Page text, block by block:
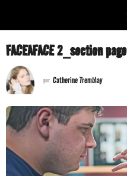
FACEAFACE 2_section page
par Catherine Tremblay